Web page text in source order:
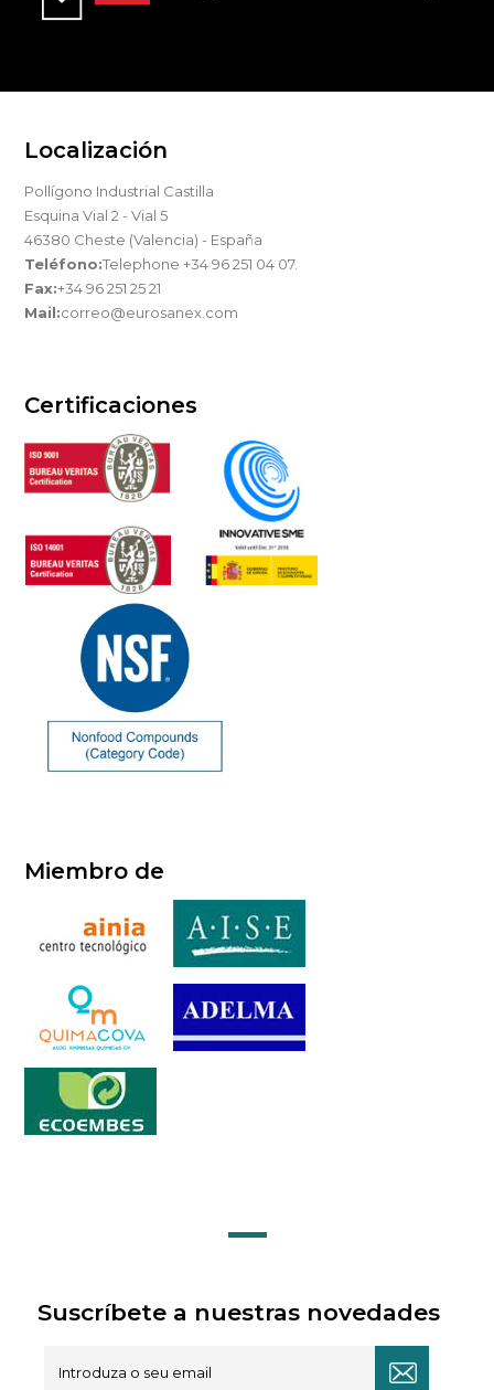
Localización
Pollígono Industrial Castilla
Esquina Vial 2 - Vial 5
46380 Cheste (Valencia) - España
Teléfono:Telephone +34 96 251 04 07.
Fax:+34 96 251 25 21
Mail:correo@eurosanex.com
Certificaciones
Miembro de
Suscríbete a nuestras novedades